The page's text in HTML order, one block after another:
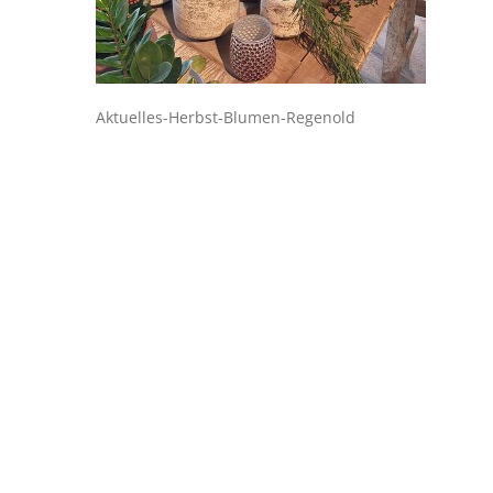
Aktuelles-Herbst-Blumen-Regenold